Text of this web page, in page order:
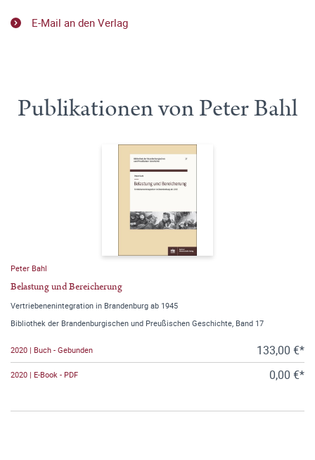
E-Mail an den Verlag
Publikationen von Peter Bahl
Peter Bahl
Belastung und Bereicherung
Vertriebenenintegration in Brandenburg ab 1945
Bibliothek der Brandenburgischen und Preußischen Geschichte, Band 17
2020 | Buch - Gebunden 133,00 €*
2020 | E-Book - PDF 0,00 €*